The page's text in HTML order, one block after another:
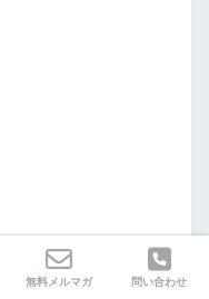
無料メルマガ 問い合わせ